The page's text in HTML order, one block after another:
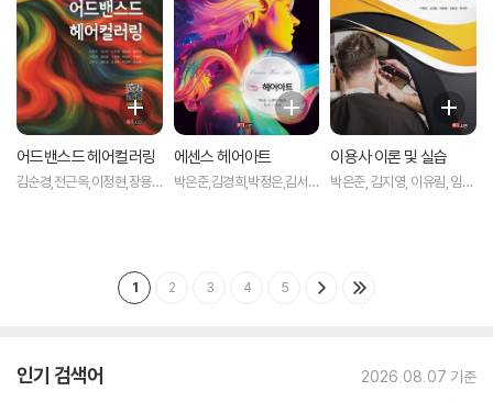
어드밴스드 헤어컬러링
김순경,전근옥,이정현,장용
에센스 헤어아트
박은준,김경희,박정은,김서
이용사 이론 및 실습
박은준, 김지영, 이유림, 임윤
1 2 3 4 5
인기 검색어 2026.08.07 기준